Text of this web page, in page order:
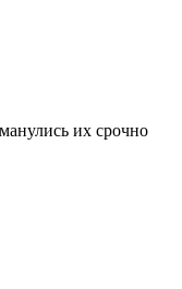
их срочно